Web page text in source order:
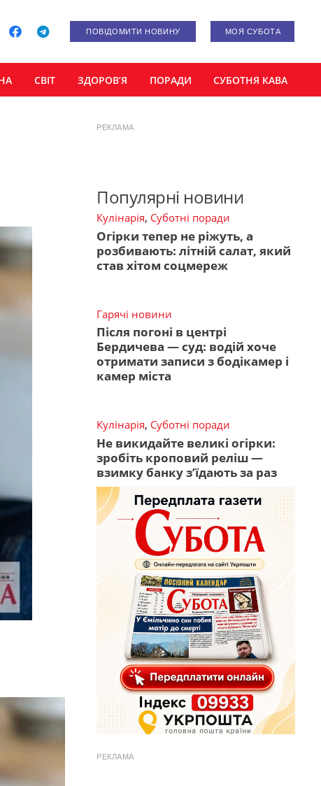
ПОВІДОМИТИ НОВИНУ МОЯ СУБОТА
СВІТ ЗДОРОВ’Я ПОРАДИ СУБОТНЯ КАВА
РЕКЛАМА
Популярні новини
Кулінарія, Суботні поради
Огірки тепер не ріжуть, а
розбивають: літній салат, який
став хітом соцмереж
Гарячі новини
Після погоні в центрі
Бердичева — суд: водій хоче
отримати записи з бодікамер і
камер міста
Кулінарія, Суботні поради
Не викидайте великі огірки:
зробіть кроповий реліш —
взимку банку з’їдають за раз
РЕКЛАМА